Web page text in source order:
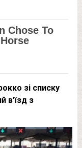
зі списку
в’їзд з